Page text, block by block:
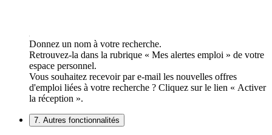
Donnez un nom à votre recherche.
Retrouvez-la dans la rubrique « Mes alertes emploi » de votre
espace personnel.
Vous souhaitez recevoir par e-mail les nouvelles offres
d'emploi liées à votre recherche ? Cliquez sur le lien « Activer
la réception ».
7. Autres fonctionnalités